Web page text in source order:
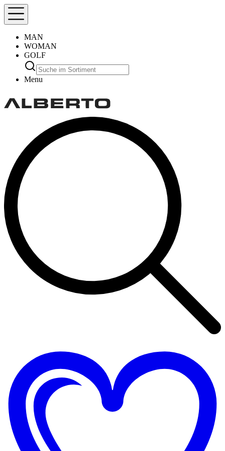
MAN
WOMAN
GOLF
Menu